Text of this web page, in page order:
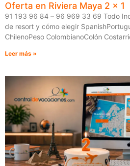
Oferta en Riviera Maya 2 x 1
91 193 96 84 – 96 969 33 69 Todo
de resort y cómo elegir
ChilenoPeso ColombianoColón
Leer más »